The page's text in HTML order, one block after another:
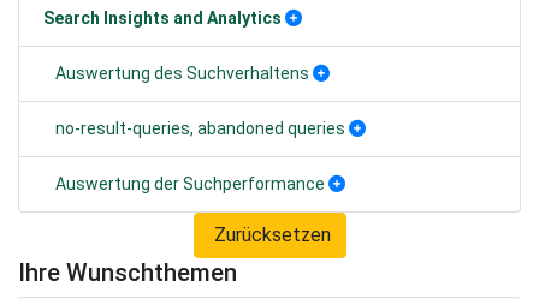
Search Insights and Analytics
Auswertung des Suchverhaltens
no-result-queries, abandoned queries
Auswertung der Suchperformance
Zurücksetzen
Ihre Wunschthemen